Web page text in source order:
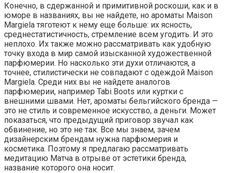
Конечно, в сдержанной и примитивной роскоши, как и в
юморе в названиях, вы не найдете, но ароматы Maison
Margiela тяготеют к нему еще больше: их ясность,
среднестатистичность, стремление всем угодить. И это
неплохо. Их также можно рассматривать как удобную
точку входа в мир самой изысканной художественной
парфюмерии. Но насколько эти духи отличаются, а
точнее, стилистически не совпадают с одеждой Maison
Margiela. Среди них вы не найдете аналогов
парфюмерии, например Tabi Boots или куртки с
внешними швами. Нет, ароматы бельгийского бренда —
это не стиль и современное искусство, а деньги. Может
показаться, что предыдущий приговор звучал как
обвинение, но это не так. Все мы знаем, зачем
дизайнерским брендам нужна парфюмерия и
косметика. Поэтому я предлагаю рассматривать
медитацию Матча в отрыве от эстетики бренда,
название которого она носит.